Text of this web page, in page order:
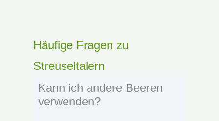
Häufige Fragen zu
Streuseltalern
Kann ich andere Beeren
verwenden?